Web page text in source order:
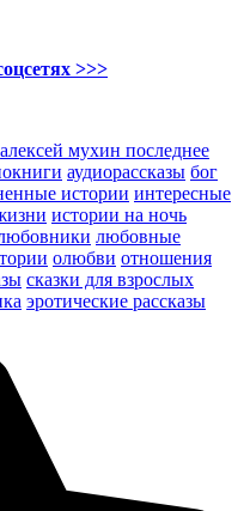
>>>
алексей мухин последнее
аудиорассказы бог
истории интересные
истории на ночь
любовные
олюбви отношения
сказки для взрослых
эротические рассказы